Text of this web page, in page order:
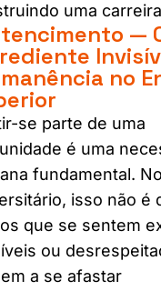
uma
—
no
se parte de uma
é uma
fundamental.
isso não é
que se sentem
ou
a se afastar